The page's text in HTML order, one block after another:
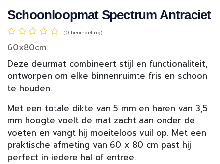
Schoonloopmat Spectrum Antraciet
(0 beoordeling)
60x80cm
Deze deurmat combineert stijl en functionaliteit,
ontworpen om elke binnenruimte fris en schoon
te houden.
Met een totale dikte van 5 mm en haren van 3,5
mm hoogte voelt de mat zacht aan onder de
voeten en vangt hij moeiteloos vuil op. Met een
praktische afmeting van 60 x 80 cm past hij
perfect in iedere hal of entree.